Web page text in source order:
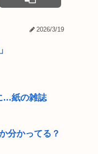
2026/3/19
…紙の雑誌
分かってる？